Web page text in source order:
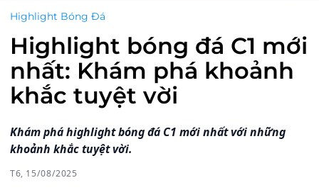
Highlight Bóng Đá
Highlight bóng đá C1 mới
nhất: Khám phá khoảnh
khắc tuyệt vời
Khám phá highlight bóng đá C1 mới nhất với những
khoảnh khắc tuyệt vời.
T6, 15/08/2025